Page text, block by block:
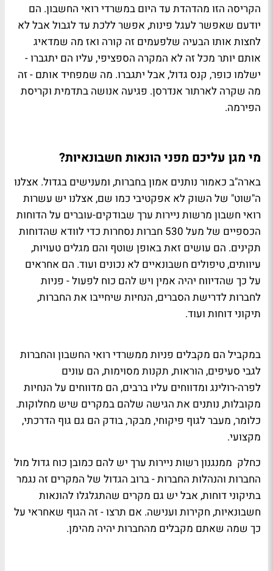
הקריסה הזו מהדהדת עד היום במשרדי רואי החשבון. הם
יודעם שאפשר לעגל פינות, אפשר ללכת עד לגבול אבל לא
לחצות אותו הבעיה שלפעמים זה קורה ואז מה שמדאיג
אותם יותר מכל זה לא המקרה הספציפי, עליו הם יתגברו -
ישלמו כופר, קנס גדול, אבל יתגברו. מה שמפחיד אותם - זה
מה שקרה לארתור אנדרסן. פגיעה אנושה בתדמית וקריסת
הפירמה.
מי מגן עליכם מפני הונאות חשבונאיות?
בארה"ב כאמור נותנים אמון בחברות, ומענישים בגדול. אצלנו
ה"שוט" של השוק לא אפקטיבי כמו שם, אצלנו יש עשרות
רואי חשבון מרשות ניירות ערך שבודקים-עוברים על הדוחות
הכספיים של מעל 530 חברות נסחרות כדי לוודא שהדוחות
תקינים. הם עושים זאת באופן שוטף והם מגלים טעויות,
עיוותים, טיפולים חשבונאיים לא נכונים ועוד. הם אחראים
על כך שהדיווח יהיה אמין ויש להם כוח לפעול - פניות
לחברות לדרישת הסברים, הנחיות שיחייבו את החברות,
תיקוני דוחות ועוד.
במקביל הם מקבלים פניות ממשרדי רואי החשבון והחברות
לגבי סעיפים, הוראות, תקנות מסוימות, הם עונים
לפרה-רולינג ומדווחים עליו ברבים, הם מדווחים על הנחיות
מקובלות, נותנים את הגישה שלהם במקרים שיש מחלוקות.
כלומר, מעבר לגוף פיקוחי, מבקר, בודק הם גם גוף הדרכתי,
מקצועי.
כחלק ממנגנון רשות ניירות ערך יש להם כמובן כוח גדול מול
החברות והנהלות החברות - ברוב הגדול של המקרים זה נגמר
בתיקוני דוחות, אבל יש גם מקרים שהתגלגלו להונאות
חשבונאיות, חקירות וענישה. אם תרצו - זה הגוף שאחראי על
כך שמה שאתם מקבלים מהחברות יהיה מהימן.